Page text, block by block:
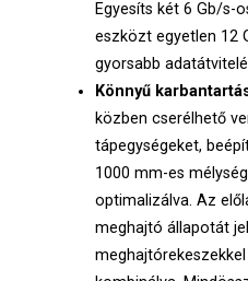
Egyesíts két 6 Gb/s-
eszközt egyetlen 12
gyorsabb
Könnyű
közben cserélhető
tápegységeket,
1000 mm-es
optimalizálva. Az
meghajtó állapotát